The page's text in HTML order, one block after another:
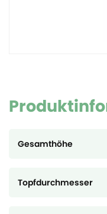
Gesamthöhe
Topfdurchmesser